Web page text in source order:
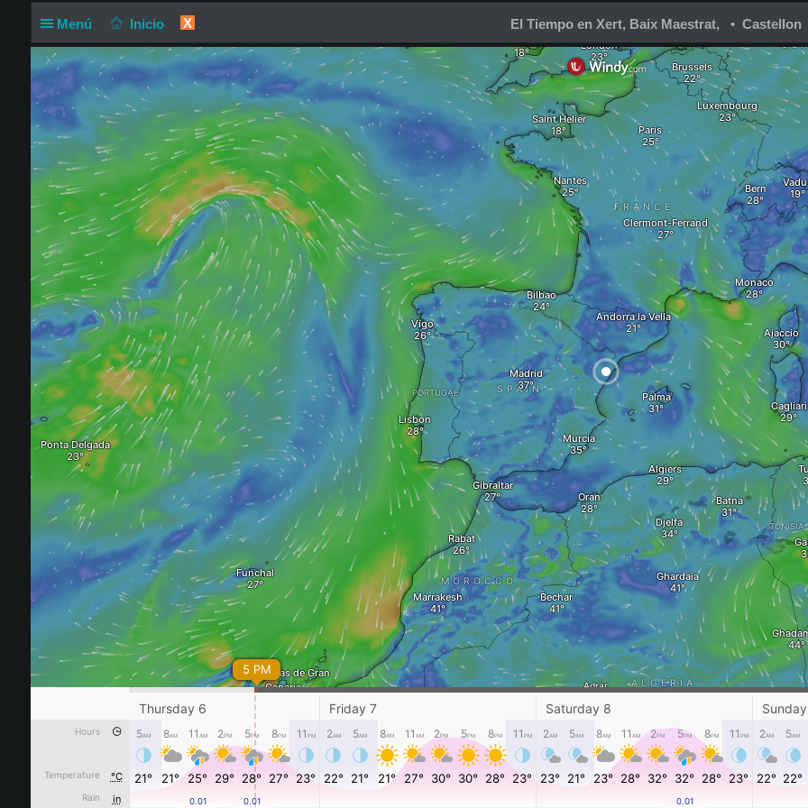
Menú Inicio X El Tiempo en Xert, Baix Maestrat, • Castellon